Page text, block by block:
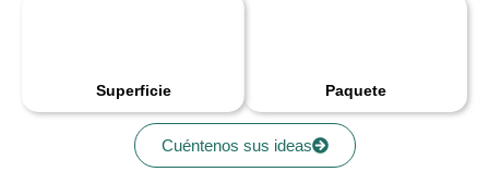
Superficie Paquete
Cuéntenos sus ideas